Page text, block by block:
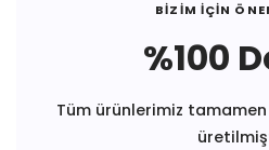
BİZİM İÇİN
%100
Tüm ürünlerimiz